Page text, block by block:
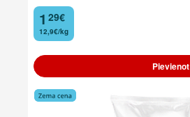
1
. 29€
12,9€/kg
Pievienot